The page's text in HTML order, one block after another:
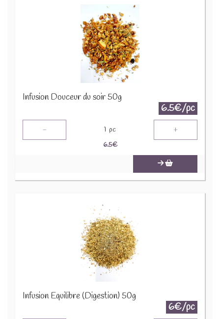
Infusion Douceur du soir 50g
6.5€/pc
- 1 pc +
6.5€
Infusion Equilibre (Digestion) 50g
6€/pc